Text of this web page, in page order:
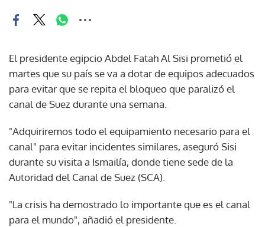
El presidente egipcio Abdel Fatah Al Sisi prometió el
martes que su país se va a dotar de equipos adecuados
para evitar que se repita el bloqueo que paralizó el
canal de Suez durante una semana.
"Adquiriremos todo el equipamiento necesario para el
canal" para evitar incidentes similares, aseguró Sisi
durante su visita a Ismailía, donde tiene sede de la
Autoridad del Canal de Suez (SCA).
"La crisis ha demostrado lo importante que es el canal
para el mundo", añadió el presidente.